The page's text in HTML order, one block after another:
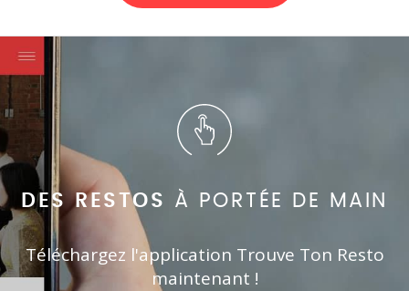
DES RESTOS À PORTÉE DE MAIN
Téléchargez l'application Trouve Ton Resto
maintenant !